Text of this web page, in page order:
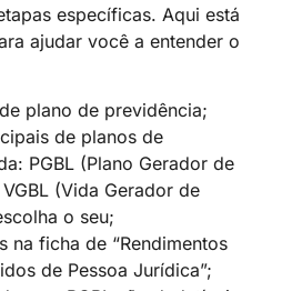
específicas. Aqui está
ajudar você a entender o
plano de previdência;
de planos de
PGBL (Plano Gerador de
(Vida Gerador de
o seu;
na ficha de “Rendimentos
de Pessoa Jurídica”;